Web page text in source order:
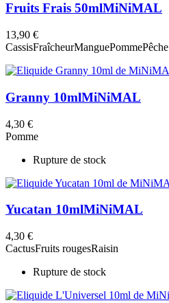
Fruits Frais 50mlMiNiMAL
13,90 €
CassisFraîcheurManguePommePêche
Granny 10mlMiNiMAL
4,30 €
Pomme
Rupture de stock
Yucatan 10mlMiNiMAL
4,30 €
CactusFruits rougesRaisin
Rupture de stock